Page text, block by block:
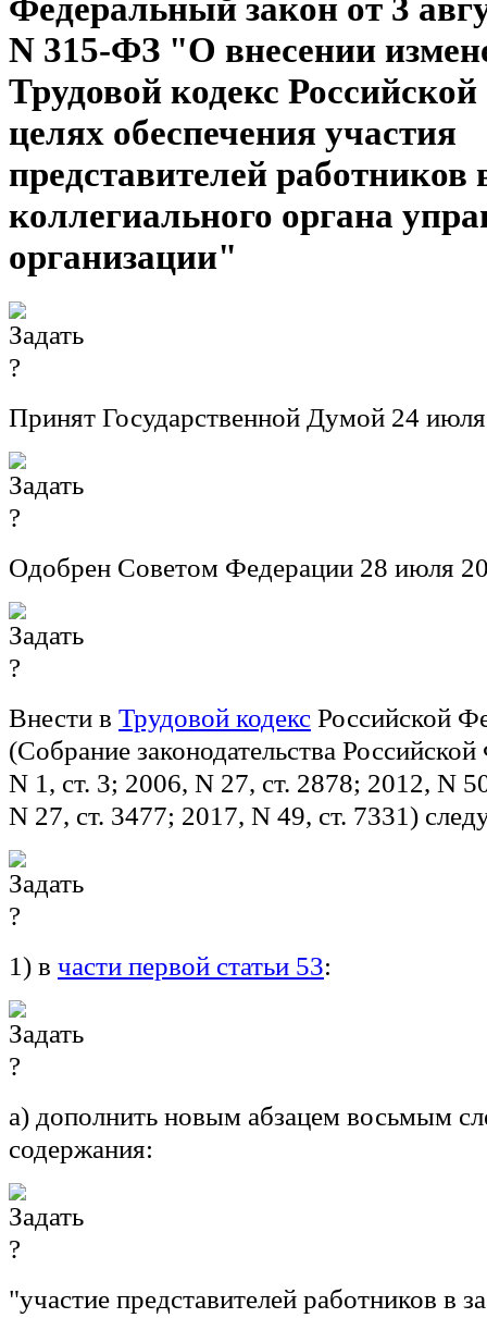
Федеральный закон от 3
N 315-ФЗ "О внесении
Трудовой кодекс
целях обеспечения участия
представителей работников
коллегиального органа
организации"
Принят Государственной Думой 24
Одобрен Советом Федерации 28 июля
Внести в Трудовой кодекс Российской
(Собрание законодательства
N 1, ст. 3; 2006, N 27, ст. 2878; 2012, N
N 27, ст. 3477; 2017, N 49, ст. 7331)
1) в части первой статьи 53:
а) дополнить новым абзацем восьмым
содержания:
"участие представителей работников в